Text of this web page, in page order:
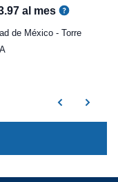
.97 al mes
de México - Torre